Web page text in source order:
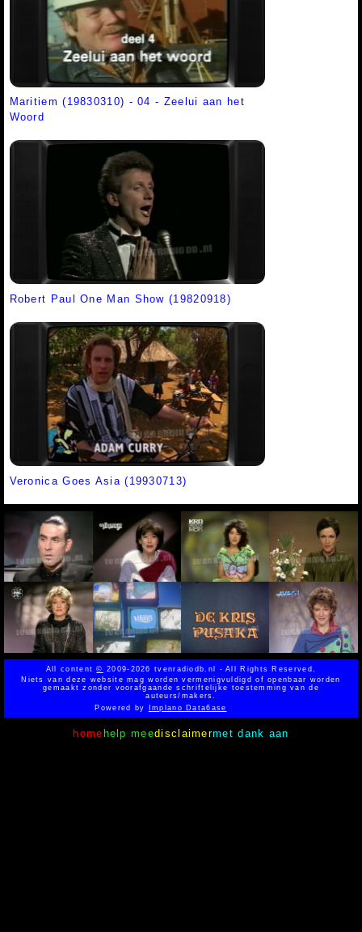
Maritiem (19830310) - 04 - Zeelui aan het
Woord
Robert Paul One Man Show (19820918)
Veronica Goes Asia (19930713)
All content© 2009-2026 tvenradiodb.nl - All Rights Reserved.
Niets van deze website mag worden vermenigvuldigd of openbaar worden
gemaakt zonder voorafgaande schriftelijke toestemming van de
auteurs/makers.
Powered byImplano Data6ase
home help meedisclaimermet dank aan